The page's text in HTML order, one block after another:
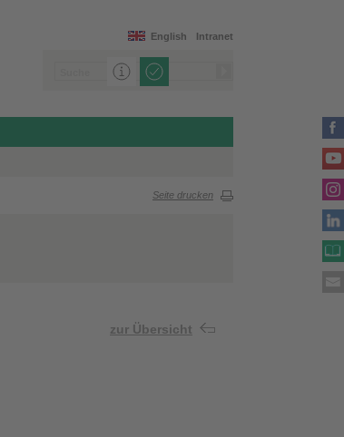
Intranet
English
Seite drucken
zur Übersicht